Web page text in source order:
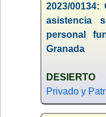
2023/
asistencia
personal
Granada
DESIERTO
Privado y